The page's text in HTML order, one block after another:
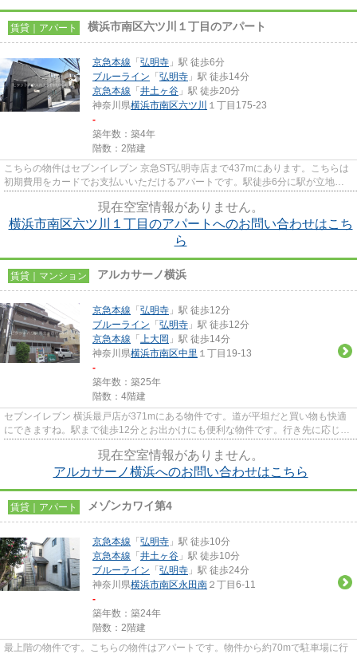
賃貸｜アパート 横浜市南区六ツ川１丁目のアパート
京急本線 「 弘明寺 」駅 徒歩6分
ブルーライン 「 弘明寺 」駅 徒歩14分
京急本線 「 井土ヶ谷 」駅 徒歩20分
神奈川県横浜市南区六ツ川 １丁目175-23
-
築年数：築4年
階数：2階建
こちらの物件はセブンイレブン 京急ST弘明寺店まで437mにあります。こちらは
初期費用をカードでお支払いいただけるアパートです。駅徒歩6分に駅が立地す
現在空室情報がありません。
横浜市南区六ツ川１丁目のアパートへのお問い合わせはこち
ら
賃貸｜マンション アルカサーノ横浜
京急本線 「 弘明寺 」駅 徒歩12分
ブルーライン 「 弘明寺 」駅 徒歩12分
京急本線 「 上大岡 」駅 徒歩14分
神奈川県横浜市南区中里 １丁目19-13
-
築年数：築25年
階数：4階建
セブンイレブン 横浜最戸店が371mにある物件です。道が平坦だと買い物も快適
にできますね。駅まで徒歩12分とお出かけにも便利な物件です。行き先に応じて
現在空室情報がありません。
アルカサーノ横浜へのお問い合わせはこちら
賃貸｜アパート メゾンカワイ第4
京急本線 「 弘明寺 」駅 徒歩10分
京急本線 「 井土ヶ谷 」駅 徒歩10分
ブルーライン 「 弘明寺 」駅 徒歩24分
神奈川県横浜市南区永田南 ２丁目6-11
-
築年数：築24年
階数：2階建
最上階の物件です。こちらの物件はアパートです。物件から約70mで駐車場に行